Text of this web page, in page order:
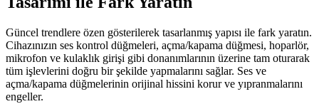
Güncel trendlere özen gösterilerek tasarlanmış yapısı ile fark yaratın.
Cihazınızın ses kontrol düğmeleri, açma/kapama düğmesi, hoparlör,
mikrofon ve kulaklık girişi gibi donanımlarının üzerine tam oturarak
tüm işlevlerini doğru bir şekilde yapmalarını sağlar. Ses ve
açma/kapama düğmelerinin orijinal hissini korur ve yıpranmalarını
engeller.